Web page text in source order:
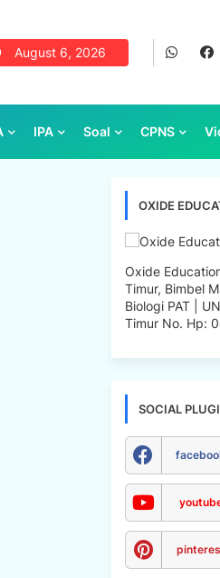
August 6, 2026
IPA Soal CPNS
OXIDE
Oxide
Timur, Bimbel
Biologi PAT |
Timur No. Hp:
SOCIAL